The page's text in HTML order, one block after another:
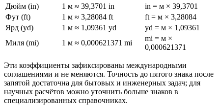
Дюйм (in)
1 м ≈ 39,3701 in
in = м × 39,3701
Фут (ft)
1 м ≈ 3,28084 ft
ft = м × 3,28084
Ярд (yd)
1 м ≈ 1,09361 yd
yd = м × 1,09361
Миля (mi)
1 м ≈ 0,000621371 mi
mi = м ×
0,000621371
Эти коэффициенты зафиксированы международными
соглашениями и не меняются. Точность до пятого знака после
запятой достаточна для бытовых и инженерных задач; для
научных расчётов можно уточнить больше знаков в
специализированных справочниках.